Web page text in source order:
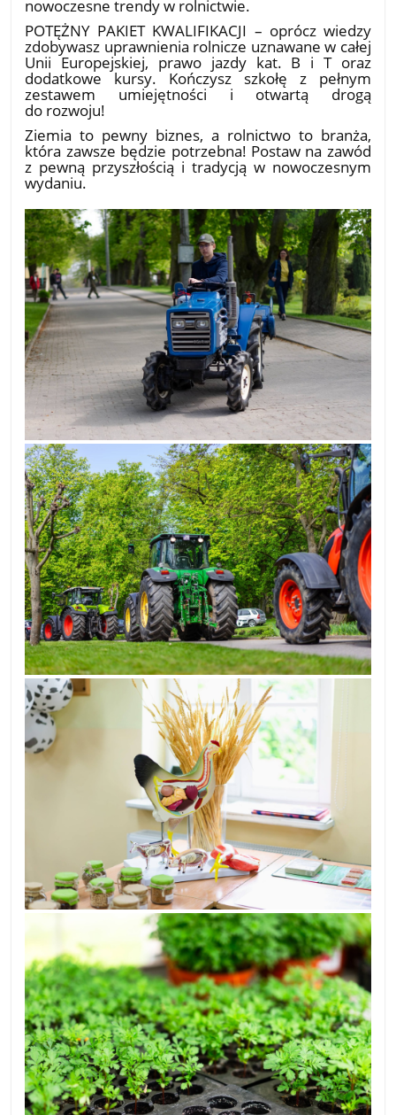
nowoczesne trendy w rolnictwie.
​POTĘŻNY PAKIET KWALIFIKACJI – oprócz wiedzy
zdobywasz uprawnienia rolnicze uznawane w całej
Unii Europejskiej, prawo jazdy kat. B i T oraz
dodatkowe kursy. Kończysz szkołę z pełnym
zestawem umiejętności i otwartą drogą
do rozwoju!
​Ziemia to pewny biznes, a rolnictwo to branża,
która zawsze będzie potrzebna! Postaw na zawód
z pewną przyszłością i tradycją w nowoczesnym
wydaniu.